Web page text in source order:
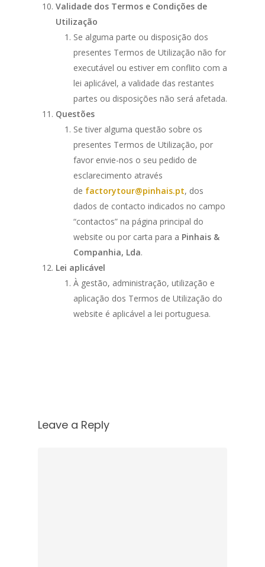
Validade dos Termos e Condições de
Utilização
Se alguma parte ou disposição dos
presentes Termos de Utilização não for
executável ou estiver em conflito com a
lei aplicável, a validade das restantes
partes ou disposições não será afetada.
Questões
Se tiver alguma questão sobre os
presentes Termos de Utilização, por
favor envie-nos o seu pedido de
esclarecimento através
de factorytour@pinhais.pt, dos
dados de contacto indicados no campo
“contactos” na página principal do
website ou por carta para a Pinhais &
Companhia, Lda.
Lei aplicável
À gestão, administração, utilização e
aplicação dos Termos de Utilização do
website é aplicável a lei portuguesa.
Leave a Reply